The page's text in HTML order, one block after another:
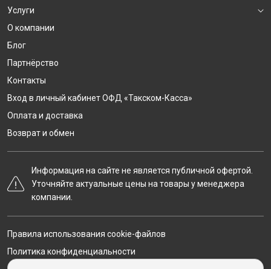
Услуги
О компании
Блог
Партнёрство
Контакты
Вход в личный кабинет ОФД «Такском-Касса»
Оплата и доставка
Возврат и обмен
Информация на сайте не является публичной офертой.
Уточняйте актуальные цены на товары у менеджера
компании.
Правила использования cookie-файлов
Политика конфиденциальности